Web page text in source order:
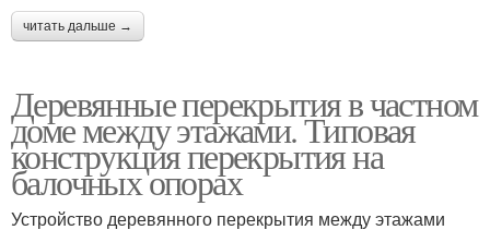
читать дальше →
Деревянные перекрытия в частном
доме между этажами. Типовая
конструкция перекрытия на
балочных опорах
Устройство деревянного перекрытия между этажами